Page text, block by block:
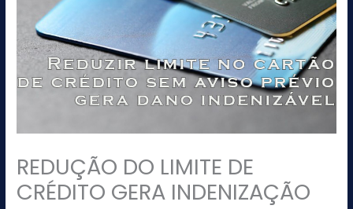
REDUÇÃO DO LIMITE DE
CRÉDITO GERA INDENIZAÇÃO